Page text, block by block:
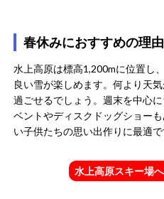
春休みにおすすめの理由
水上高原は標高1,200mに位置し
良い雪が楽しめます​。何より天
過ごせるでしょう。週末を中心
ベントやディスクドッグショー
い子供たちの思い出作りに最適で
水上高原スキー場